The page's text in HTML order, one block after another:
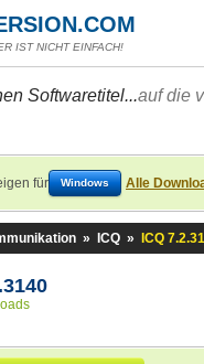
IST NICHT EINFACH!
Softwaretitel...auf die
für Windows Alle
» ICQ » ICQ